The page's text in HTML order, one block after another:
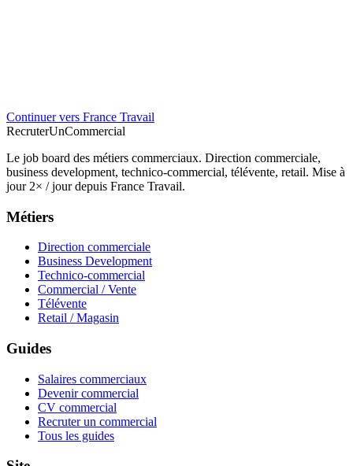
Continuer vers France Travail
RecruterUnCommercial
Le job board des métiers commerciaux. Direction commerciale,
business development, technico-commercial, télévente, retail. Mise à
jour 2× / jour depuis France Travail.
Métiers
Direction commerciale
Business Development
Technico-commercial
Commercial / Vente
Télévente
Retail / Magasin
Guides
Salaires commerciaux
Devenir commercial
CV commercial
Recruter un commercial
Tous les guides